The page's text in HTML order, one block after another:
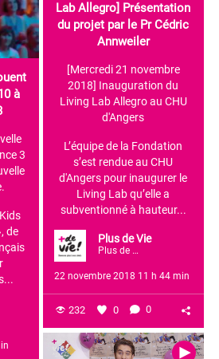
Lab Allegro] Présentation
du projet par le Pr Cédric
Annweiler
[Mercredi 21 novembre
2018] Inauguration du
Living Lab Allegro au CHU
d'Angers
L’équipe de la Fondation
s’est rendue au CHU
d'Angers pour inaugurer le
Living Lab qu’elle a
subventionné à hauteur...
Plus de Vie
Plus de Vie
22 novembre 2018 11 h 44 min
232 0 0
à
3
de